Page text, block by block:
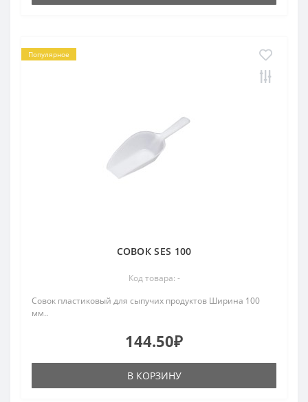
Популярное
СОВОК SES 100
Код товара: -
Совок пластиковый для сыпучих продуктов Ширина 100
мм..
144.50₽
В КОРЗИНУ